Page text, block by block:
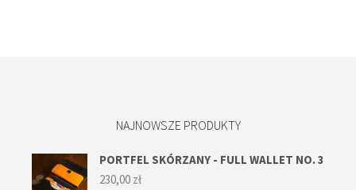
NAJNOWSZE PRODUKTY
PORTFEL SKÓRZANY - FULL WALLET NO. 3
230,00 zł